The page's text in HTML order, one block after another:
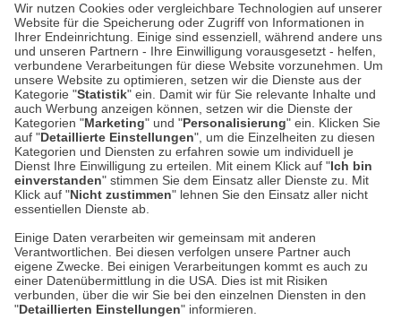
Wir nutzen Cookies oder vergleichbare Technologien auf unserer
Website für die Speicherung oder Zugriff von Informationen in
Ihrer Endeinrichtung. Einige sind essenziell, während andere uns
und unseren Partnern - Ihre Einwilligung vorausgesetzt - helfen,
verbundene Verarbeitungen für diese Website vorzunehmen. Um
unsere Website zu optimieren, setzen wir die Dienste aus der
Kategorie "Statistik" ein. Damit wir für Sie relevante Inhalte und
auch Werbung anzeigen können, setzen wir die Dienste der
Kategorien "Marketing" und "Personalisierung" ein. Klicken Sie
auf "Detaillierte Einstellungen", um die Einzelheiten zu diesen
Kategorien und Diensten zu erfahren sowie um individuell je
Dienst Ihre Einwilligung zu erteilen. Mit einem Klick auf "Ich bin
einverstanden" stimmen Sie dem Einsatz aller Dienste zu. Mit
Klick auf "Nicht zustimmen" lehnen Sie den Einsatz aller nicht
essentiellen Dienste ab.
Einige Daten verarbeiten wir gemeinsam mit anderen
Verantwortlichen. Bei diesen verfolgen unsere Partner auch
eigene Zwecke. Bei einigen Verarbeitungen kommt es auch zu
einer Datenübermittlung in die USA. Dies ist mit Risiken
verbunden, über die wir Sie bei den einzelnen Diensten in den
"Detaillierten Einstellungen" informieren.
Datenschutz
Impressum